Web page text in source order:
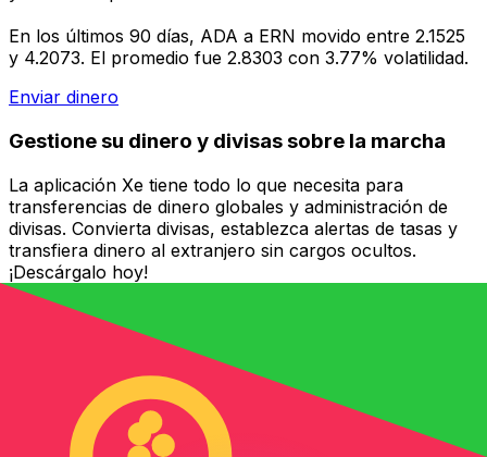
En los últimos 90 días, ADA a ERN movido entre 2.1525
y 4.2073. El promedio fue 2.8303 con 3.77% volatilidad.
Enviar dinero
Gestione su dinero y divisas sobre la marcha
La aplicación Xe tiene todo lo que necesita para
transferencias de dinero globales y administración de
divisas. Convierta divisas, establezca alertas de tasas y
transfiera dinero al extranjero sin cargos ocultos.
¡Descárgalo hoy!